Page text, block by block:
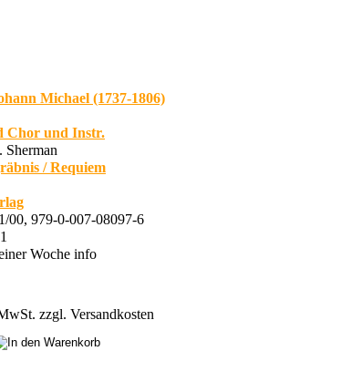
Michael (1737-1806)
Chor und Instr.
Sherman
/ Requiem
00, 979-0-007-08097-6
Woche info
zzgl. Versandkosten